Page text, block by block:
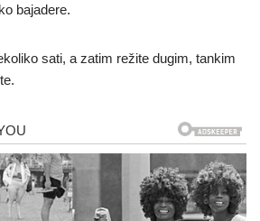
bajadere.
sati, a zatim režite dugim, tankim